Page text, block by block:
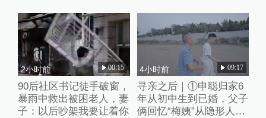
2小时前 00:15
90后社区书记徒手破窗，
暴雨中救出被困老人，妻
子：以后吵架我要让着你
4小时前 09:17
寻亲之后｜①申聪归家6
年从初中生到已婚，父子
俩回忆“梅姨”从隐形人